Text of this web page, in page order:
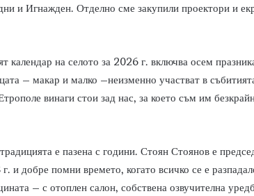
и Игнажден. Отделно сме закупили проектори и
календар на селото за 2026 г. включва осем
– макар и малко –неизменно участват в
винаги стои зад нас, за което съм им
е пазена с години. Стоян Стоянов е
и добре помни времето, когато всичко се е
– с отоплен салон, собствена озвучителна